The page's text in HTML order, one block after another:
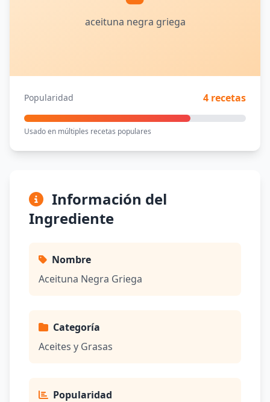
aceituna negra griega
Popularidad 4 recetas
Usado en múltiples recetas populares
Información del
Ingrediente
Nombre
Aceituna Negra Griega
Categoría
Aceites y Grasas
Popularidad